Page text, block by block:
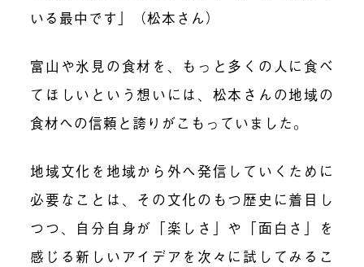
いる最中です」（松本さん）
富山や氷見の食材を、もっと多くの人に食べ
てほしいという想いには、松本さんの地域の
食材への信頼と誇りがこもっていました。
地域文化を地域から外へ発信していくために
必要なことは、その文化のもつ歴史に着目し
つつ、自分自身が「楽しさ」や「面白さ」を
感じる新しいアイデアを次々に試してみるこ